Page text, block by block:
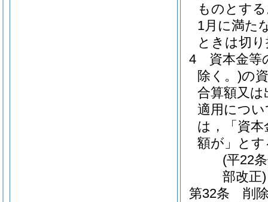
ものとす
1月に満た
ときは切
4
資本金等
除く。)の
合算額又
適用につ
は，「資
額が」とす
(平22
部改正)
第32条
削